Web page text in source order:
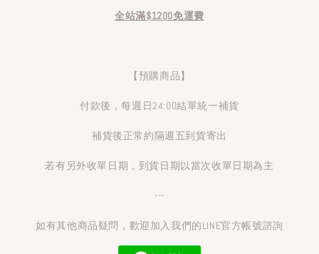
全站滿$1200免運費
【預購商品】
付款後，每週日24:00結單統一補貨
補貨後正常約隔週五到貨寄出
若有另外收單日期，到貨日期以當次收單日期為主
---
如有其他商品疑問，歡迎加入我們的LINE官方帳號諮詢